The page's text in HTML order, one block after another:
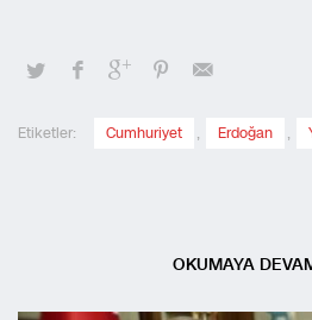
Etiketler: Cumhuriyet , Erdoğan ,
OKUMAYA